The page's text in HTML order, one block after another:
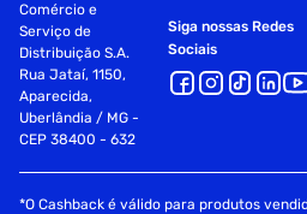
Comércio e
Serviço de
Distribuição S.A.
Rua Jataí, 1150,
Aparecida,
Uberlândia / MG -
CEP 38400 - 632
Siga nossas Redes
Sociais
*O Cashback é válido para produtos